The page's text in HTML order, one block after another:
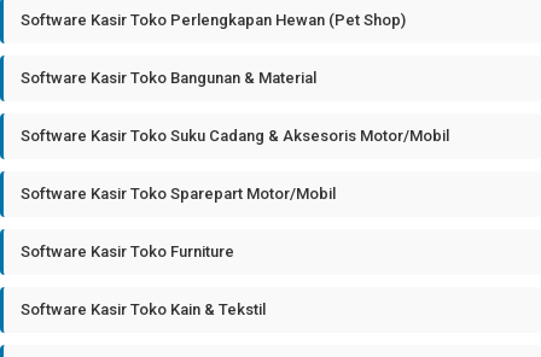
Software Kasir Toko Perlengkapan Hewan (Pet Shop)
Software Kasir Toko Bangunan & Material
Software Kasir Toko Suku Cadang & Aksesoris Motor/Mobil
Software Kasir Toko Sparepart Motor/Mobil
Software Kasir Toko Furniture
Software Kasir Toko Kain & Tekstil